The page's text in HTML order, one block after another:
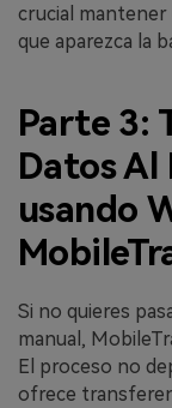
crucial mantener
que aparezca la
Parte 3:
Datos Al
usando
Si no quieres
manual,
El proceso no
ofrece